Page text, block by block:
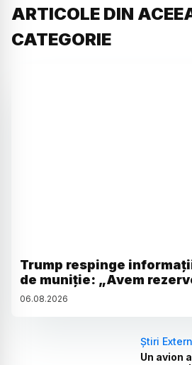
ARTICOLE DIN
CATEGORIE
Trump respinge
de muniție: „Avem
06.08.2026
Știri
Un avion